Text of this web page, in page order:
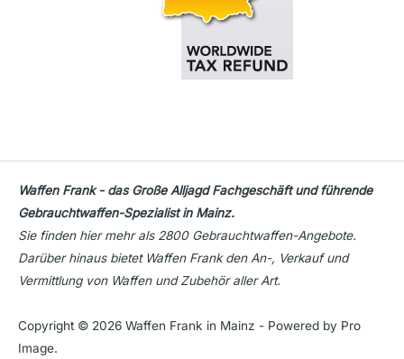
Waffen Frank - das Große Alljagd Fachgeschäft und führende
Gebrauchtwaffen-Spezialist in Mainz.
Sie finden hier mehr als 2800 Gebrauchtwaffen-Angebote.
Darüber hinaus bietet Waffen Frank den An-, Verkauf und
Vermittlung von Waffen und Zubehör aller Art.
Copyright © 2026 Waffen Frank in Mainz - Powered by Pro
Image.